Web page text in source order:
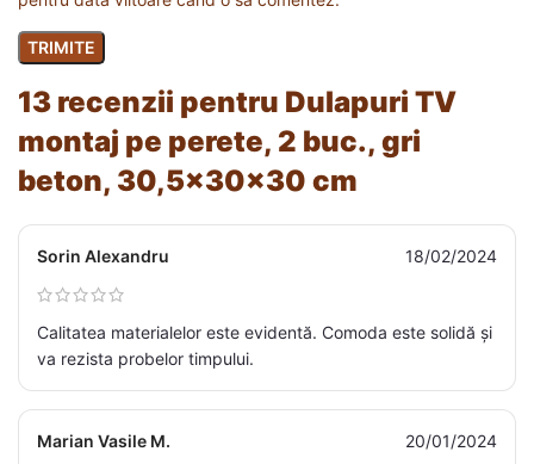
13 recenzii pentru Dulapuri TV
montaj pe perete, 2 buc., gri
beton, 30,5x30x30 cm
Sorin Alexandru 18/02/2024
Calitatea materialelor este evidentă. Comoda este solidă și
va rezista probelor timpului.
Marian Vasile M. 20/01/2024